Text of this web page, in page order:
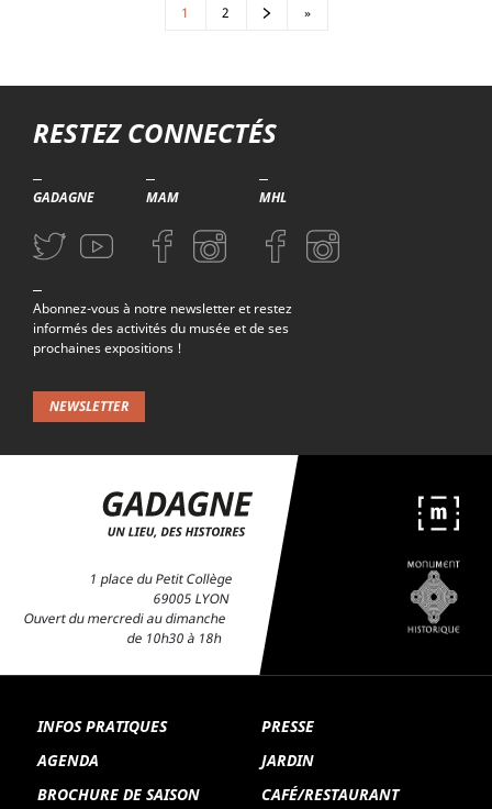
1 2 Suivant
»Dernière page
RESTEZ CONNECTÉS
GADAGNE
Aller sur la page Twitter (nouvelle fenetre)
Aller sur la page Youtube (nouvelle fenetre)
MAM
Aller sur la page Facebook (nouvelle fenetre)
Aller sur la page Instagram (nouvelle fenetre)
MHL
Aller sur la page Facebook (nouvelle
Aller sur la page Instagram
Abonnez-vous à notre newsletter et restez
informés des activités du musée et de ses
prochaines expositions !
NEWSLETTER
1 place du Petit Collège
69005 LYON
Ouvert du mercredi au dimanche
de 10h30 à 18h
INFOS PRATIQUES
AGENDA
BROCHURE DE SAISON
PRESSE
JARDIN
CAFÉ/RESTAURANT